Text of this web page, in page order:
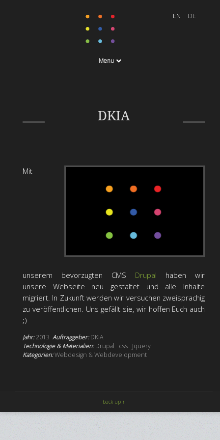
Menu
DKIA
Webseite
Mit
unserem bevorzugten CMS Drupal haben wir
unsere Webseite neu gestaltet und alle Inhalte
migriert. In Zukunft werden wir versuchen zweisprachig
zu veröffentlichen. Uns gefällt sie, wir hoffen Euch auch
;)
Jahr:2013 Auftraggeber:DKIA
Technologie & Materialien:Drupal css Jquery
Kategorien:Webdesign & Webdevelopment
back up ↑